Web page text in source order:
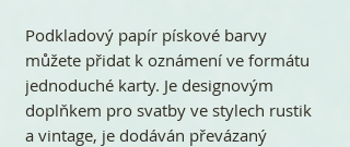
Podkladový papír pískové barvy
můžete přidat k oznámení ve formátu
jednoduché karty. Je designovým
doplňkem pro svatby ve stylech rustik
a vintage, je dodáván převázaný